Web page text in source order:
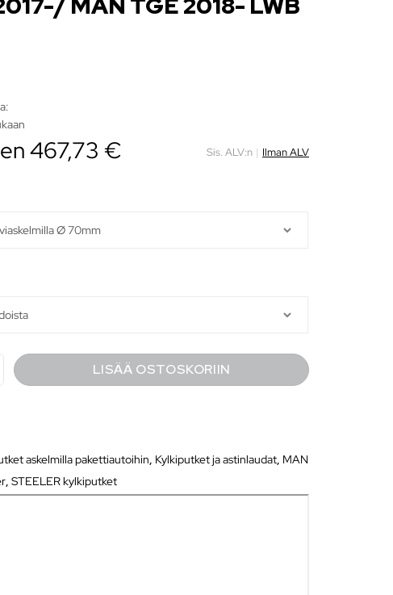
467,73 € Sis. ALV:n | Ilman ALV
LISÄÄ OSTOSKORIIN
askelmilla pakettiautoihin Kylkiputket ja astinlaudat MAN
,STEELER kylkiputket